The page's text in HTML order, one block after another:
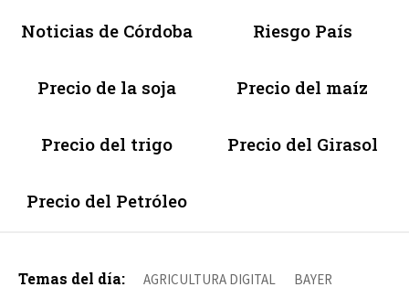
Noticias de Córdoba Riesgo País
Precio de la soja Precio del maíz
Precio del trigo Precio del Girasol
Precio del Petróleo
Temas del día: AGRICULTURA DIGITAL BAYER